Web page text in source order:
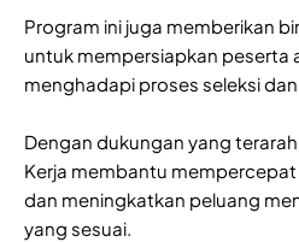
Program ini juga memberikan
untuk mempersiapkan peserta
menghadapi proses seleksi
Dengan dukungan yang
Kerja membantu
dan meningkatkan peluang
yang sesuai.